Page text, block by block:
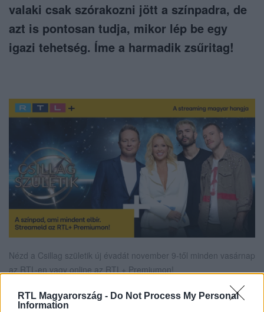
RTL Magyarország - Do Not Process My Personal
Information
valaki csak szórakozni jött a színpadra, de
azt is pontosan tudja, mikor lép be egy
igazi tehetség. Íme a harmadik zsűritag!
Nézd a Csillag születik új évadát november 9-től minden vasárnap
az RTL-en vagy online az RTL+ Premiumon!